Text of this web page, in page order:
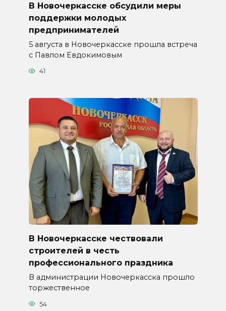
В Новочеркасске обсудили меры
поддержки молодых
предпринимателей
5 августа в Новочеркасске прошла встреча
с Павлом Евдокимовым
41
В Новочеркасске чествовали
строителей в честь
профессионального праздника
В администрации Новочеркасска прошло
торжественное
54